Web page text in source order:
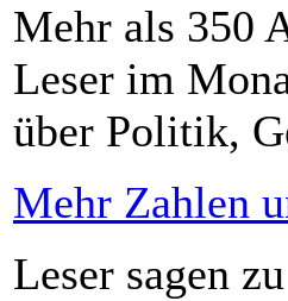
Mehr als 350
Leser im
über Politik,
Mehr Zahlen
Leser sagen